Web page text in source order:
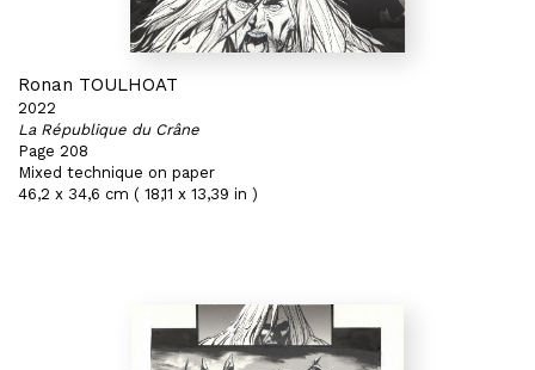
Ronan TOULHOAT
2022
La République du Crâne
Page 208
Mixed technique on paper
46,2 x 34,6 cm ( 18,11 x 13,39 in )